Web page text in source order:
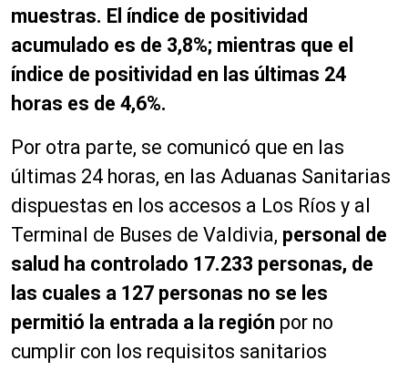
muestras. El índice de positividad
acumulado es de 3,8%; mientras que el
índice de positividad en las últimas 24
horas es de 4,6%.
Por otra parte, se comunicó que en las
últimas 24 horas, en las Aduanas Sanitarias
dispuestas en los accesos a Los Ríos y al
Terminal de Buses de Valdivia, personal de
salud ha controlado 17.233 personas, de
las cuales a 127 personas no se les
permitió la entrada a la región por no
cumplir con los requisitos sanitarios